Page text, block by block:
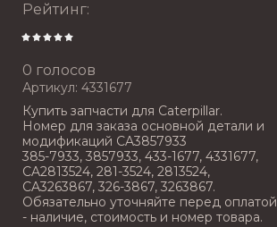
Рейтинг:
0 голосов
Артикул: 4331677
Купить запчасти для Caterpillar.
Номер для заказа основной детали и
модификаций CA3857933
385-7933, 3857933, 433-1677, 4331677,
CA2813524, 281-3524, 2813524,
CA3263867, 326-3867, 3263867.
Обязательно уточняйте перед оплатой
- наличие, стоимость и номер товара.